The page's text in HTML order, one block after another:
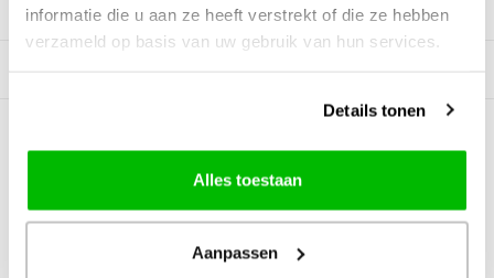
informatie die u aan ze heeft verstrekt of die ze hebben
verzameld op basis van uw gebruik van hun services.
Details tonen
Alles toestaan
Aanpassen
Tags
0